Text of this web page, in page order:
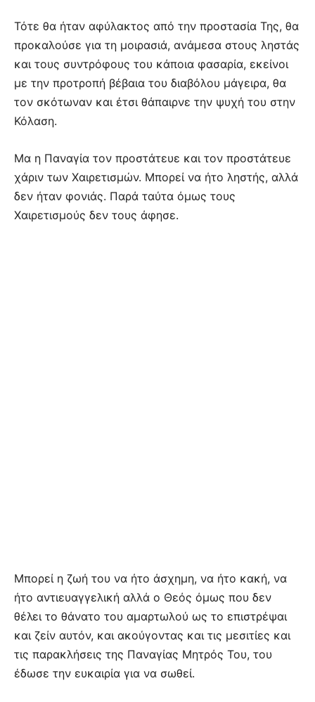
Τότε θα ήταν αφύλακτος από την προστασία Της, θα
προκαλούσε για τη μοιρασιά, ανάμεσα στους ληστάς
και τους συντρόφους του κάποια φασαρία, εκείνοι
με την προτροπή βέβαια του διαβόλου μάγειρα, θα
τον σκότωναν και έτσι θάπαιρνε την ψυχή του στην
Κόλαση.
Μα η Παναγία τον προστάτευε και τον προστάτευε
χάριν των Χαιρετισμών. Μπορεί να ήτο ληστής, αλλά
δεν ήταν φονιάς. Παρά ταύτα όμως τους
Χαιρετισμούς δεν τους άφησε.
Μπορεί η ζωή του να ήτο άσχημη, να ήτο κακή, να
ήτο αντιευαγγελική αλλά ο Θεός όμως που δεν
θέλει το θάνατο του αμαρτωλού ως το επιστρέψαι
και ζείν αυτόν, και ακούγοντας και τις μεσιτίες και
τις παρακλήσεις της Παναγίας Μητρός Του, του
έδωσε την ευκαιρία για να σωθεί.